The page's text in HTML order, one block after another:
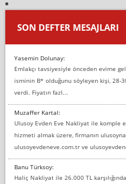
SON DEFTER MESAJLARI
Yasemin Dolunay:
Emlakçı tavsiyesiyle önceden evime
isminin B* olduğunu söyleyen kişi, 28-
verdi. Fiyatın fazl...
Muzaffer Kartal:
Ulusoy Evden Eve Nakliyat ile komple
hizmeti almak üzere, firmanın
ulusoyevdeneve.com.tr ve
Banu Türksoy:
Haliç Nakliyat ile 26.000 TL